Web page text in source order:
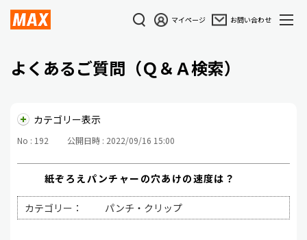
マイページ お問い合わせ
よくあるご質問（Ｑ＆Ａ検索）
カテゴリー表示
No : 192 公開日時 : 2022/09/16 15:00
紙ぞろえパンチャーの穴あけの速度は？
カテゴリー： パンチ・クリップ